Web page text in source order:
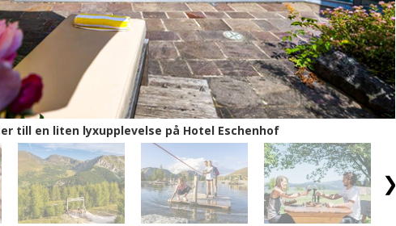
till en liten lyxupplevelse på Hotel Eschenhof